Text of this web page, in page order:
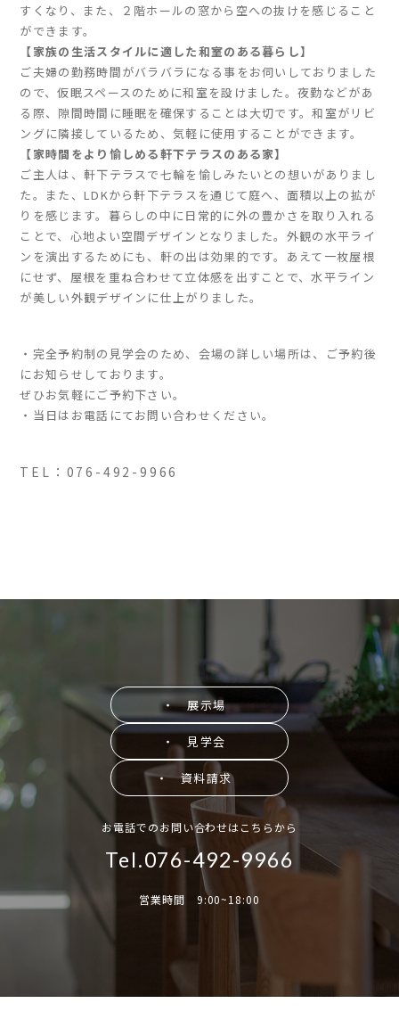
すくなり、また、２階ホールの窓から空への抜けを感じること
ができます。
【家族の生活スタイルに適した和室のある暮らし】
ご夫婦の勤務時間がバラバラになる事をお伺いしておりました
ので、仮眠スペースのために和室を設けました。夜勤などがあ
る際、隙間時間に睡眠を確保することは大切です。和室がリビ
ングに隣接しているため、気軽に使用することができます。
【家時間をより愉しめる軒下テラスのある家】
ご主人は、軒下テラスで七輪を愉しみたいとの想いがありまし
た。また、LDKから軒下テラスを通じて庭へ、面積以上の拡が
りを感じます。暮らしの中に日常的に外の豊かさを取り入れる
ことで、心地よい空間デザインとなりました。外観の水平ライ
ンを演出するためにも、軒の出は効果的です。あえて一枚屋根
にせず、屋根を重ね合わせて立体感を出すことで、水平ライン
が美しい外観デザインに仕上がりました。
・完全予約制の見学会のため、会場の詳しい場所は、ご予約後
にお知らせしております。
ぜひお気軽にご予約下さい。
・当日はお電話にてお問い合わせください。
TEL：076-492-9966
・ 展示場
・ 見学会
・ 資料請求
お電話でのお問い合わせはこちらから
Tel.076-492-9966
営業時間 9:00~18:00